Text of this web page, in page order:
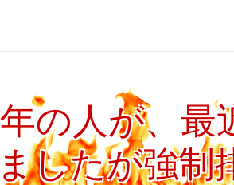
の人が、最
したが強制